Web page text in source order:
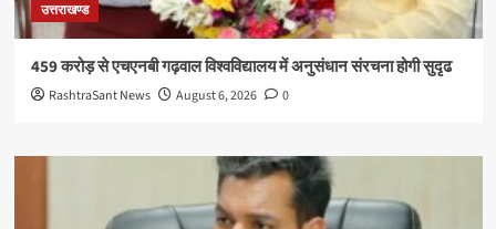
उत्तराखण्ड
459 करोड़ से एचएनबी गढ़वाल विश्वविद्यालय में अनुसंधान संरचना होगी सुदृढ
RashtraSant News August 6, 2026 0